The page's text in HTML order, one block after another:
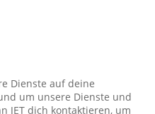
Dienste auf deine
um unsere Dienste und
JET dich kontaktieren, um